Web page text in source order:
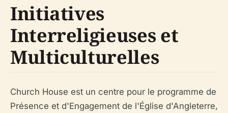
Initiatives
Interreligieuses et
Multiculturelles
Church House est un centre pour le programme de
Présence et d'Engagement de l'Église d'Angleterre,